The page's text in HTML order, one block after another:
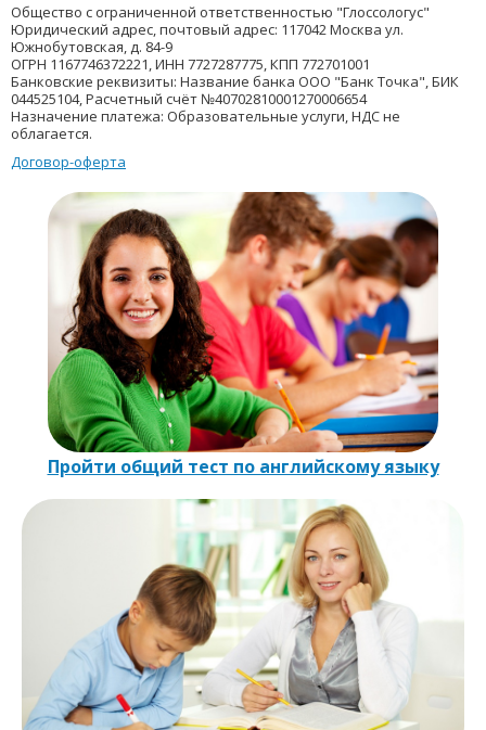
Общество с ограниченной ответственностью "Глоссологус"
Юридический адрес, почтовый адрес: 117042 Москва ул.
Южнобутовская, д. 84-9
ОГРН 1167746372221, ИНН 7727287775, КПП 772701001
Банковские реквизиты: Название банка ООО "Банк Точка", БИК
044525104, Расчетный счёт №40702810001270006654
Назначение платежа: Образовательные услуги, НДС не
облагается.
Договор-оферта
Пройти общий тест по английскому языку